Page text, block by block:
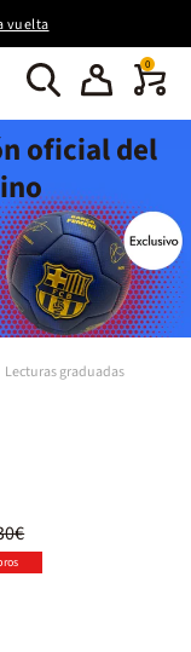
vuelta
0
oficial del
Lecturas graduadas